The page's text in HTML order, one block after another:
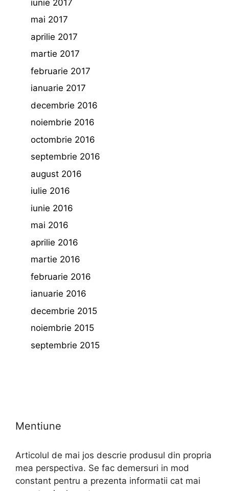
iunie 2017
mai 2017
aprilie 2017
martie 2017
februarie 2017
ianuarie 2017
decembrie 2016
noiembrie 2016
octombrie 2016
septembrie 2016
august 2016
iulie 2016
iunie 2016
mai 2016
aprilie 2016
martie 2016
februarie 2016
ianuarie 2016
decembrie 2015
noiembrie 2015
septembrie 2015
Mentiune
Articolul de mai jos descrie produsul din propria
mea perspectiva. Se fac demersuri in mod
constant pentru a prezenta informatii cat mai